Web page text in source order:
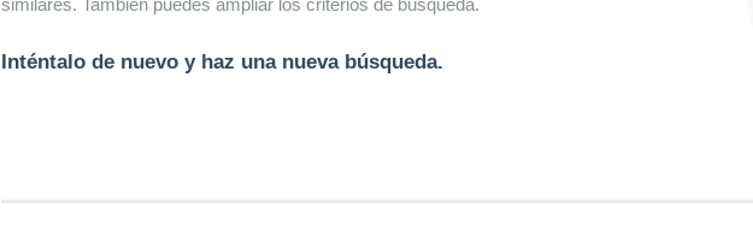
similares. También puedes ampliar los criterios de búsqueda.
Inténtalo de nuevo y haz una nueva búsqueda.